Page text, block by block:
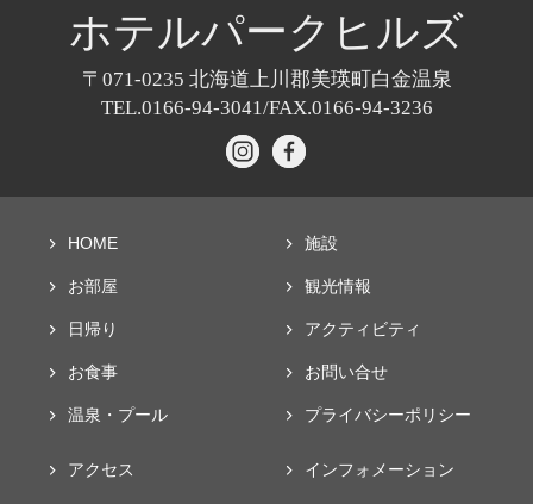
ホテルパークヒルズ
〒071-0235 北海道上川郡美瑛町白金温泉
TEL.0166-94-3041/FAX.0166-94-3236
HOME
お部屋
日帰り
お食事
温泉・プール
施設
観光情報
アクティビティ
お問い合せ
プライバシーポリシー
アクセス インフォメーション